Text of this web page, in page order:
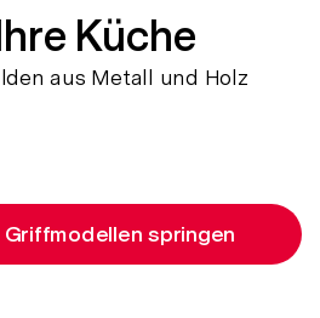
Küche
aus Metall und Holz
springen